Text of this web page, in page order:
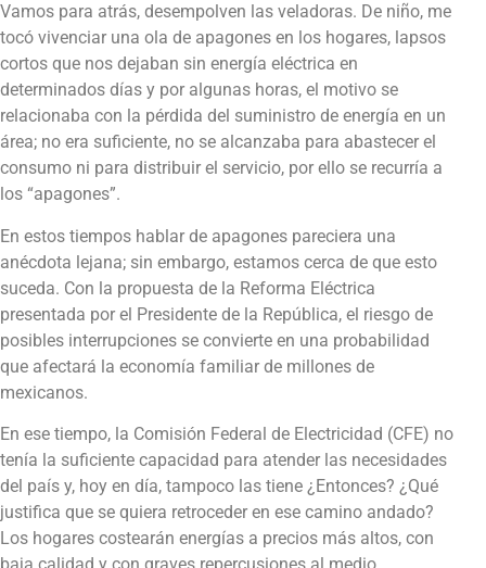
Vamos para atrás, desempolven las veladoras. De niño, me
tocó vivenciar una ola de apagones en los hogares, lapsos
cortos que nos dejaban sin energía eléctrica en
determinados días y por algunas horas, el motivo se
relacionaba con la pérdida del suministro de energía en un
área; no era suficiente, no se alcanzaba para abastecer el
consumo ni para distribuir el servicio, por ello se recurría a
los “apagones”.
En estos tiempos hablar de apagones pareciera una
anécdota lejana; sin embargo, estamos cerca de que esto
suceda. Con la propuesta de la Reforma Eléctrica
presentada por el Presidente de la República, el riesgo de
posibles interrupciones se convierte en una probabilidad
que afectará la economía familiar de millones de
mexicanos.
En ese tiempo, la Comisión Federal de Electricidad (CFE) no
tenía la suficiente capacidad para atender las necesidades
del país y, hoy en día, tampoco las tiene ¿Entonces? ¿Qué
justifica que se quiera retroceder en ese camino andado?
Los hogares costearán energías a precios más altos, con